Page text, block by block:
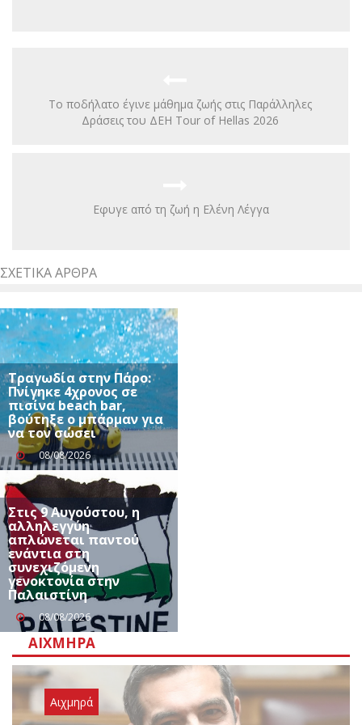
Το ποδήλατο έγινε μάθημα ζωής στις Παράλληλες
Δράσεις του ΔΕΗ Tour of Hellas 2026
Eφυγε από τη ζωή η Ελένη Λέγγα
ΣΧΕΤΙΚΆ ΆΡΘΡΑ
Τραγωδία στην Πάρο:
Πνίγηκε 4χρονος σε
πισίνα beach bar,
βούτηξε ο μπάρμαν για
να τον σώσει
08/08/2026
Στις 9 Αυγούστου, η
αλληλεγγύη
απλώνεται παντού
ενάντια στη
συνεχιζόμενη
γενοκτονία στην
Παλαιστίνη
08/08/2026
ΑΙΧΜΗΡΆ
Αιχμηρά